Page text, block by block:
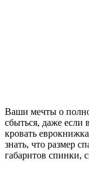
Ваши мечты о
сбыться, даже если
кровать
знать, что размер
габаритов спинки,